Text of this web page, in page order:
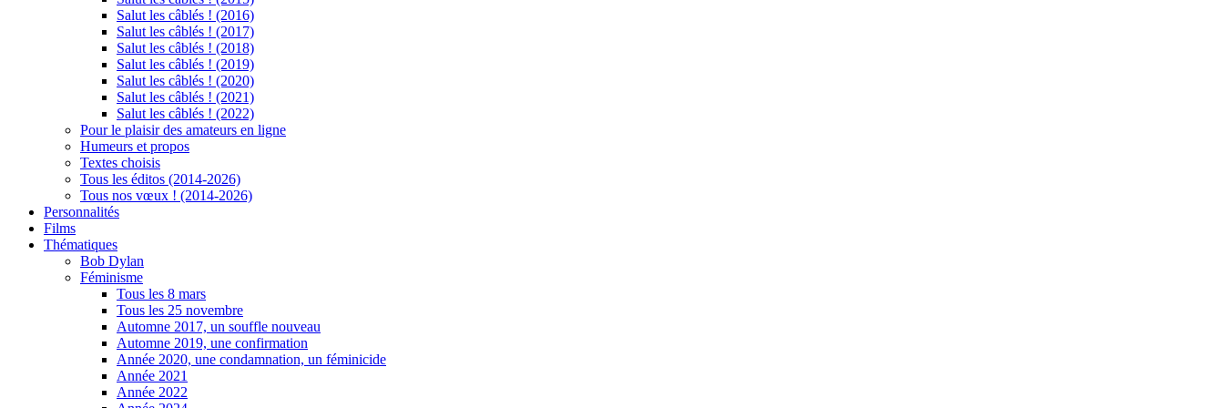
Salut les câblés ! (2016)
Salut les câblés ! (2017)
Salut les câblés ! (2018)
Salut les câblés ! (2019)
Salut les câblés ! (2020)
Salut les câblés ! (2021)
Salut les câblés ! (2022)
Pour le plaisir des amateurs en ligne
Humeurs et propos
Textes choisis
Tous les éditos (2014-2026)
Tous nos vœux ! (2014-2026)
Personnalités
Films
Thématiques
Bob Dylan
Féminisme
Tous les 8 mars
Tous les 25 novembre
Automne 2017, un souffle nouveau
Automne 2019, une confirmation
Année 2020, une condamnation, un féminicide
Année 2021
Année 2022